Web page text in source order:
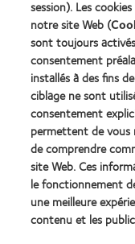
(2013)
&
2010
Best
Companies
for
Leaders
(2012)
Learn
more
about
ODMA
2011
(2011)
Nos produits
session). Les
notre site Web (
sont toujours
consentement
installés à des fins
ciblage ne sont
consentement
permettent de
de comprendre
site Web. Ces
le fonctionnement
une meilleure
contenu et les